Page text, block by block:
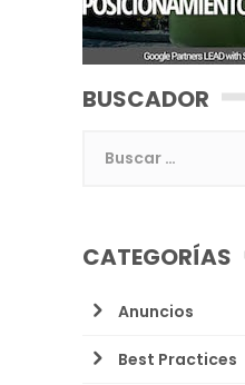
BUSCADOR
CATEGORÍAS
Anuncios
Best Practices